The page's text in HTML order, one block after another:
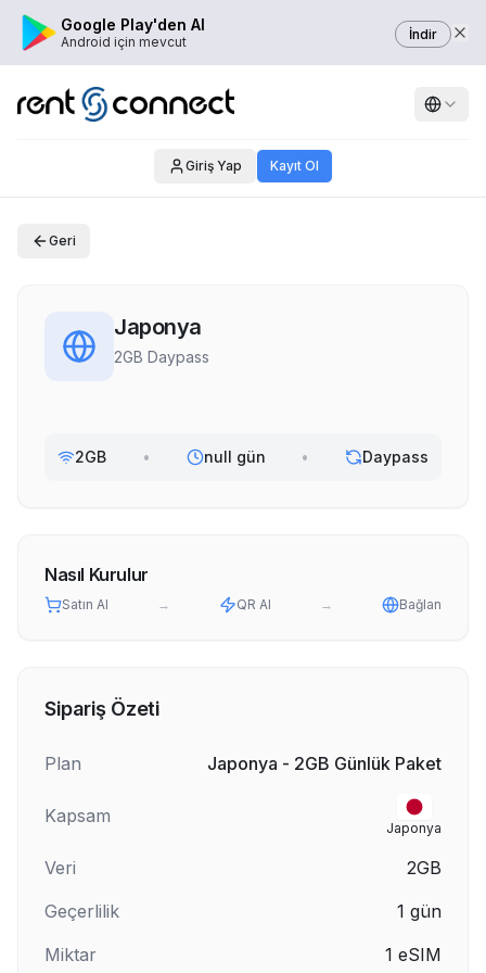
Google Play'den Al
Android için mevcut İndir
Giriş Yap Kayıt Ol
Geri
Japonya
2GB Daypass
2GB • null gün • Daypass
Nasıl Kurulur
Satın Al → QR Al → Bağlan
Sipariş Özeti
Plan Japonya - 2GB Günlük Paket
Kapsam
Japonya
Veri
2GB
Geçerlilik
1 gün
Miktar
1 eSIM